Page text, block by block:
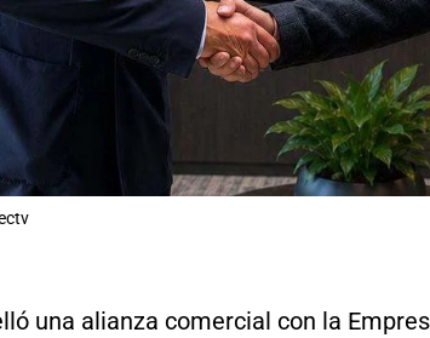
una alianza comercial con la